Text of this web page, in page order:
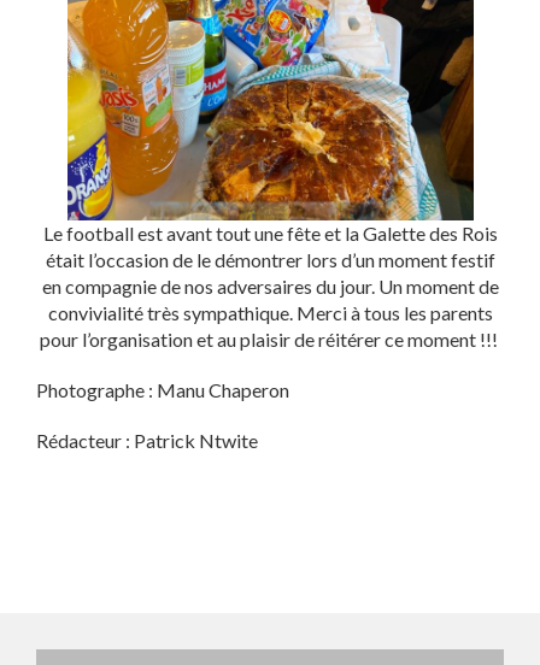
Le football est avant tout une fête et la Galette des Rois
était l’occasion de le démontrer lors d’un moment festif
en compagnie de nos adversaires du jour. Un moment de
convivialité très sympathique. Merci à tous les parents
pour l’organisation et au plaisir de réitérer ce moment !!!
Photographe : Manu Chaperon
Rédacteur : Patrick Ntwite